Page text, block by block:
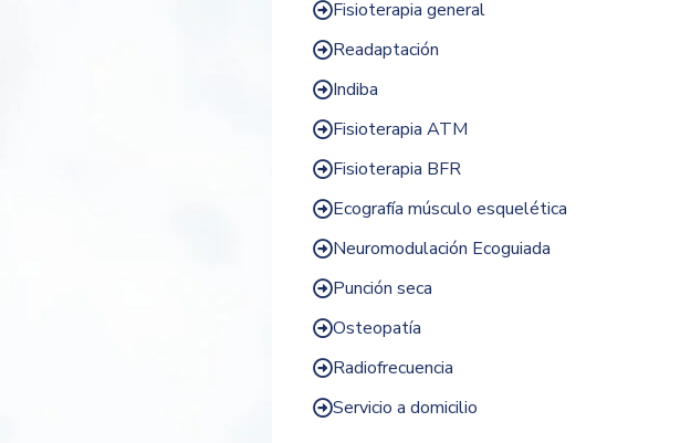
Fisioterapia general
Readaptación
Indiba
Fisioterapia ATM
Fisioterapia BFR
Ecografía músculo esquelética
Neuromodulación Ecoguiada
Punción seca
Osteopatía
Radiofrecuencia
Servicio a domicilio